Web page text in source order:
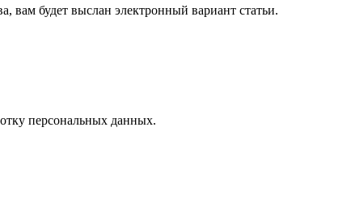
вам будет выслан электронный вариант статьи.
персональных данных.